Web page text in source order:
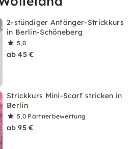
2-stündiger Anfänger-Strickkurs
in Berlin-Schöneberg
5,0
ab 45 €
Strickkurs Mini-Scarf stricken in
Berlin
5,0 Partnerbewertung
ab 95 €